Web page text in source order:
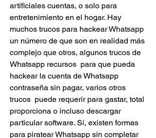
artificiales cuentas, o solo para
entretenimiento en el hogar. Hay
muchos trucos para hackear Whatsapp
un número de que son en realidad más
complejo que otros, algunos trucos de
Whatsapp recursos  para que pueda
hackear la cuenta de Whatsapp
contraseña sin pagar, varios otros
trucos  puede requerir para gastar, total
proporciona o incluso descargar
particular software. Sí, existen formas
para piratear Whatsapp sin completar